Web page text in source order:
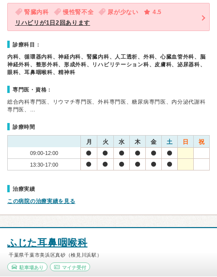
腎臓内科 慢性腎不全 尿が少ない
4.5
リハビリが1日2回あります
診療科目：
内科、循環器内科、神経内科、腎臓内科、人工透析、外科、心臓血管外科、脳
神経外科、整形外科、形成外科、リハビリテーション科、皮膚科、泌尿器科、
眼科、耳鼻咽喉科、精神科
専門医・資格：
総合内科専門医、リウマチ専門医、外科専門医、糖尿病専門医、内分泌代謝科
専門医、…
診療時間
月 火 水 木 金 土 日 祝
09:00-12:00
13:30-17:00
治療実績
この病院の治療実績を見る
ふじた耳鼻咽喉科
千葉県千葉市美浜区真砂（検見川浜駅）
駐車場あり マイナ受付